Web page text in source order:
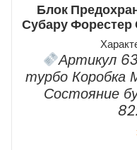
Блок
Субару Форестер
Артикул
турбо Коробка
Состояние